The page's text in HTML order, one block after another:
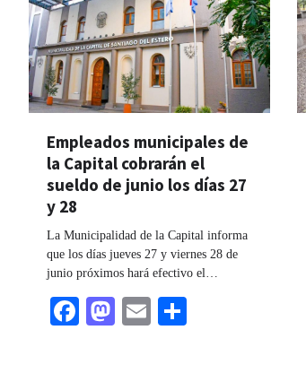
Empleados municipales de
la Capital cobrarán el
sueldo de junio los días 27
y 28
La Municipalidad de la Capital informa
que los días jueves 27 y viernes 28 de
junio próximos hará efectivo el…
Facebook
Mastodon
Email